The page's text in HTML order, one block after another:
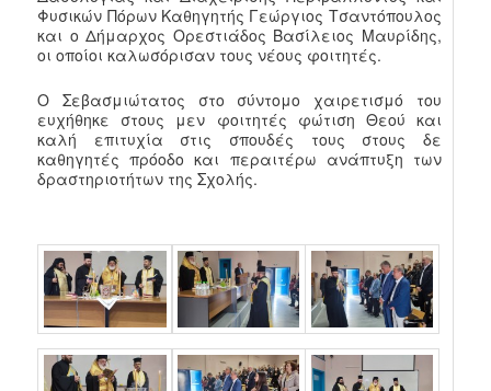
Φυσικών Πόρων Καθηγητής Γεώργιος Τσαντόπουλος
και ο Δήμαρχος Ορεστιάδος Βασίλειος Μαυρίδης,
οι οποίοι καλωσόρισαν τους νέους φοιτητές.
Ο Σεβασμιώτατος στο σύντομο χαιρετισμό του
ευχήθηκε στους μεν φοιτητές φώτιση Θεού και
καλή επιτυχία στις σπουδές τους στους δε
καθηγητές πρόοδο και περαιτέρω ανάπτυξη των
δραστηριοτήτων της Σχολής.